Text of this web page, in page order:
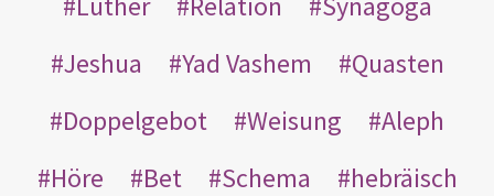
Jeshua
Yad Vashem
Quasten
Doppelgebot
Weisung
Aleph
Höre
Bet Schema
hebräisch